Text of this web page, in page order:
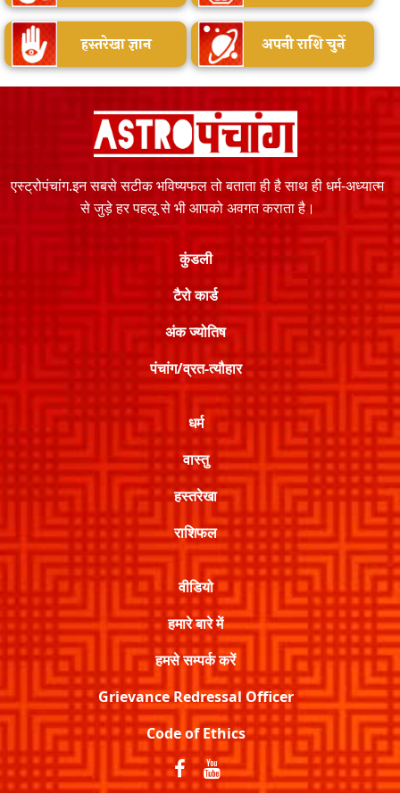
हस्तरेखा ज्ञान अपनी राशि चुनें
एस्ट्रोपंचांग.इन सबसे सटीक भविष्यफल तो बताता ही है साथ ही धर्म-अध्यात्म
से जुड़े हर पहलू से भी आपको अवगत कराता है।
कुंडली
टैरो कार्ड
अंक ज्योतिष
पंचांग/व्रत-त्यौहार
धर्म
वास्तु
हस्तरेखा
राशिफल
वीडियो
हमारे बारे में
हमसे सम्पर्क करें
Grievance Redressal Officer
Code of Ethics